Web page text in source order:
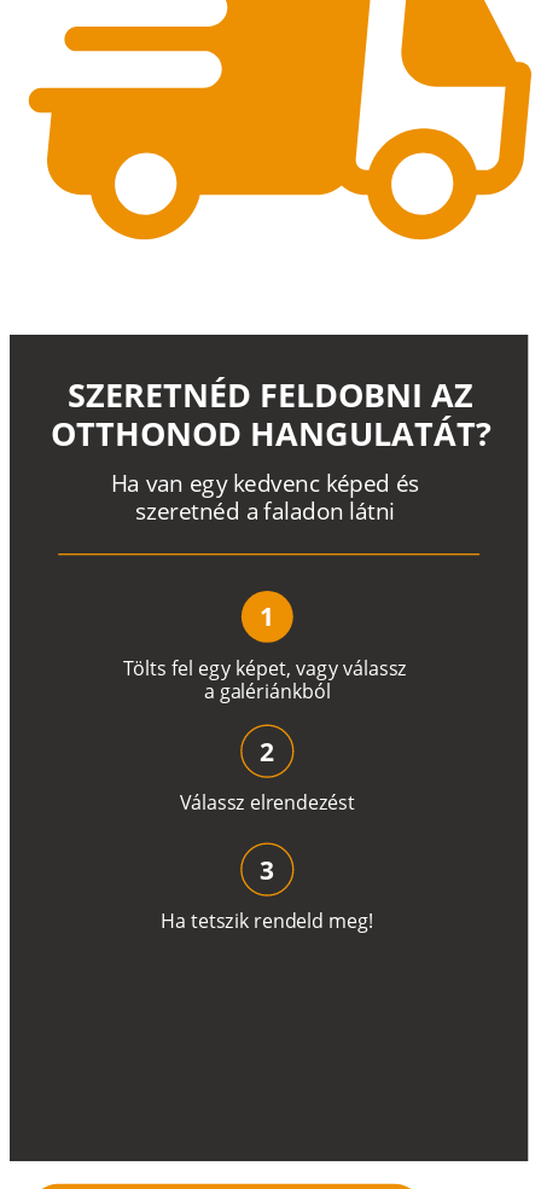
Tölts fel egy képet, vagyválassz
a galériánkból
Ha van egy kedvenc képed és
szeretnéd a faladon látni
SZERETNÉD FELDOBNI AZ
OTTHONOD HANGULATÁT?
1
Válassz elrendezést
2
Ha tetszik rendeld meg!
3